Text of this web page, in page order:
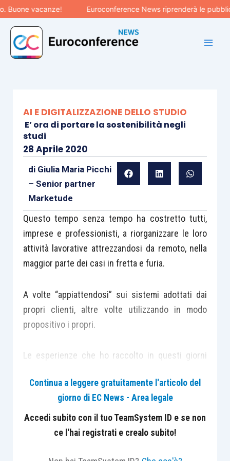
Vai
al
contenuto
vacanze! Euroconference News riprenderà le
AI E DIGITALIZZAZIONE DELLO STUDIO
E’ ora di portare la sostenibilità negli
studi
28 Aprile 2020
di Giulia Maria Picchi
– Senior partner
Marketude
Questo tempo senza tempo ha costretto tutti,
imprese e professionisti, a riorganizzare le loro
attività lavorative attrezzandosi da remoto, nella
maggior parte dei casi in fretta e furia.
A volte “appiattendosi” sui sistemi adottati dai
propri clienti, altre volte utilizzando in modo
propositivo i propri.
Le esperienze che ho raccolto in questi giorni
confermato che, nella maggior parte dei casi,
commercialisti e avvocati (tranne quelli che si
occupano di contenzioso) stanno lavorando più
Continua a leggere gratuitamente l'articolo del
giorno di EC News - Area legale
Accedi subito con il tuo TeamSystem ID e se non
ce l'hai registrati e crealo subito!